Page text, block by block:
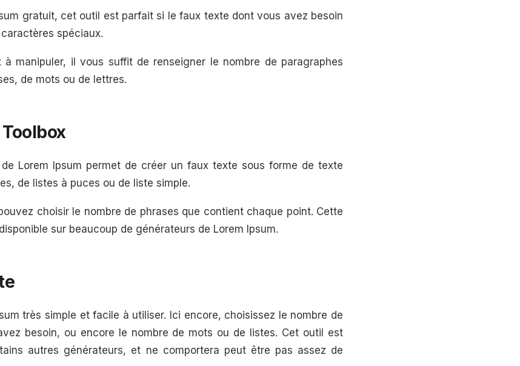
gratuit, cet outil est parfait si le faux texte dont vous avez besoin
spéciaux.
manipuler, il vous suffit de renseigner le nombre de paragraphes
de mots ou de lettres.
Lorem Ipsum permet de créer un faux texte sous forme de texte
de listes à puces ou de liste simple.
choisir le nombre de phrases que contient chaque point. Cette
sur beaucoup de générateurs de Lorem Ipsum.
très simple et facile à utiliser. Ici encore, choisissez le nombre de
besoin, ou encore le nombre de mots ou de listes. Cet outil est
autres générateurs, et ne comportera peut être pas assez de